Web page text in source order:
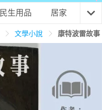
養生保健
親子玩具
民生用品 居家 3C
文學小說 康特波雷故